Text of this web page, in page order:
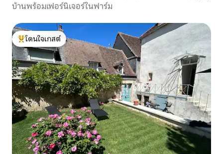
บ้านพร้อมเฟอร์นิเจอร์ในฟาร์ม
โดนใจเกสต์ที่สุด
โดนใจเกสต์